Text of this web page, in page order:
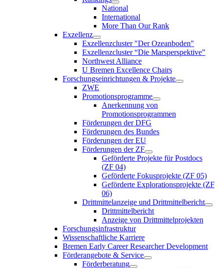
National
International
More Than Our Rank
Exzellenz
Exzellenzcluster "Der Ozeanboden"
Exzellenzcluster “Die Marsperspektive”
Northwest Alliance
U Bremen Excellence Chairs
Forschungseinrichtungen & Projekte
ZWE
Promotionsprogramme
Anerkennung von
Promotionsprogrammen
Förderungen der DFG
Förderungen des Bundes
Förderungen der EU
Förderungen der ZF
Geförderte Projekte für Postdocs
(ZF 04)
Geförderte Fokusprojekte (ZF 05)
Geförderte Explorationsprojekte (ZF
06)
Drittmittelanzeige und Drittmittelbericht
Drittmittelbericht
Anzeige von Drittmittelprojekten
Forschungsinfrastruktur
Wissenschaftliche Karriere
Bremen Early Career Researcher Development
Förderangebote & Service
Förderberatung